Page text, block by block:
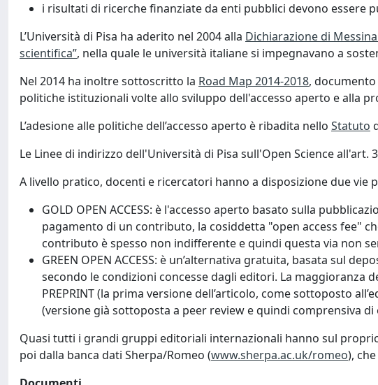
i risultati di ricerche finanziate da enti pubblici devono essere
L’Università di Pisa ha aderito nel 2004 alla Dichiarazione di
scientifica”, nella quale le università italiane si impegnavano a
Nel 2014 ha inoltre sottoscritto la Road Map 2014-2018,
politiche istituzionali volte allo sviluppo dell'accesso aperto e alla
L’adesione alle politiche dell’accesso aperto è ribadita nello Statuto
Le Linee di indirizzo dell'Università di Pisa sull'Open Science
A livello pratico, docenti e ricercatori hanno a disposizione due vie
GOLD OPEN ACCESS: è l'accesso aperto basato sulla
pagamento di un contributo, la cosiddetta "open access fee"
contributo è spesso non indifferente e quindi questa via non
GREEN OPEN ACCESS: è un’alternativa gratuita, basata sul
secondo le condizioni concesse dagli editori. La maggioranza
PREPRINT (la prima versione dell’articolo, come sottoposto
(versione già sottoposta a peer review e quindi comprensiva
Quasi tutti i grandi gruppi editoriali internazionali hanno sul
poi dalla banca dati Sherpa/Romeo (www.sherpa.ac.uk/romeo),